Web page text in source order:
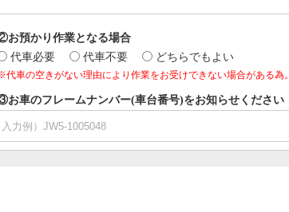
お預かり作業となる場合
代車必要
代車不要 どちらでもよい
代車の空きがない理由により作業をお受けできない場合がある為。
お車のフレームナンバー(車台番号)をお知らせください